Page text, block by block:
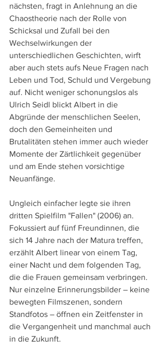
nächsten, fragt in Anlehnung an die
Chaostheorie nach der Rolle von
Schicksal und Zufall bei den
Wechselwirkungen der
unterschiedlichen Geschichten, wirft
aber auch stets aufs Neue Fragen nach
Leben und Tod, Schuld und Vergebung
auf. Nicht weniger schonungslos als
Ulrich Seidl blickt Albert in die
Abgründe der menschlichen Seelen,
doch den Gemeinheiten und
Brutalitäten stehen immer auch wieder
Momente der Zärtlichkeit gegenüber
und am Ende stehen vorsichtige
Neuanfänge.
Ungleich einfacher legte sie ihren
dritten Spielfilm "Fallen" (2006) an.
Fokussiert auf fünf Freundinnen, die
sich 14 Jahre nach der Matura treffen,
erzählt Albert linear von einem Tag,
einer Nacht und dem folgenden Tag,
die die Frauen gemeinsam verbringen.
Nur einzelne Erinnerungsbilder – keine
bewegten Filmszenen, sondern
Standfotos – öffnen ein Zeitfenster in
die Vergangenheit und manchmal auch
in die Zukunft.